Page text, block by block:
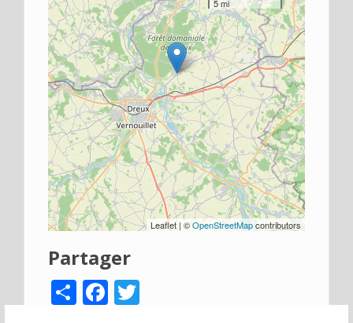
5 mi
Leaflet | ©OpenStreetMapcontributors
Partager
ShareFacebook